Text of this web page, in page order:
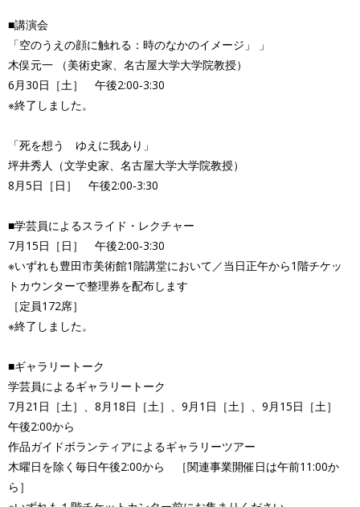
■講演会
「空のうえの顔に触れる：時のなかのイメージ」 」
木俣元一 （美術史家、名古屋大学大学院教授）
6月30日［土］ 午後2:00‐3:30
※終了しました。
「死を想う ゆえに我あり」
坪井秀人（文学史家、名古屋大学大学院教授）
8月5日［日］ 午後2:00‐3:30
■学芸員によるスライド・レクチャー
7月15日［日］ 午後2:00‐3:30
※いずれも豊田市美術館1階講堂において／当日正午から1階チケッ
トカウンターで整理券を配布します
［定員172席］
※終了しました。
■ギャラリートーク
学芸員によるギャラリートーク
7月21日［土］、8月18日［土］、9月1日［土］、9月15日［土］
午後2:00から
作品ガイドボランティアによるギャラリーツアー
木曜日を除く毎日午後2:00から ［関連事業開催日は午前11:00か
ら］